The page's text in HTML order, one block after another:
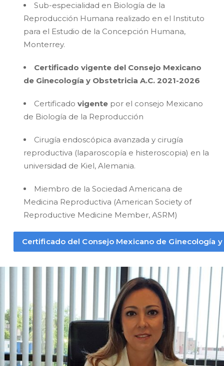
Sub-especialidad en Biología de la
Reproducción Humana realizado en el Instituto
para el Estudio de la Concepción Humana,
Monterrey.
Certificado vigente del Consejo Mexicano
de Ginecología y Obstetricia A.C. 2021-2026
Certificado vigentepor el consejo Mexicano
de Biología de la Reproducción
Cirugía endoscópica avanzada y cirugía
reproductiva (laparoscopía e histeroscopia) en la
universidad de Kiel, Alemania.
Miembro de la Sociedad Americana de
Medicina Reproductiva (American Society of
Reproductive Medicine Member, ASRM)
Certificado del Consejo Mexicano de Ginecología y